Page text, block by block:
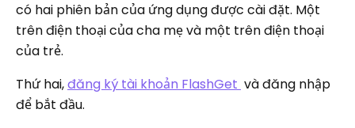
có hai phiên bản của ứng dụng được cài đặt. Một
trên điện thoại của cha mẹ và một trên điện thoại
của trẻ.
Thứ hai,đăng ký tài khoản FlashGet và đăng nhập
để bắt đầu.